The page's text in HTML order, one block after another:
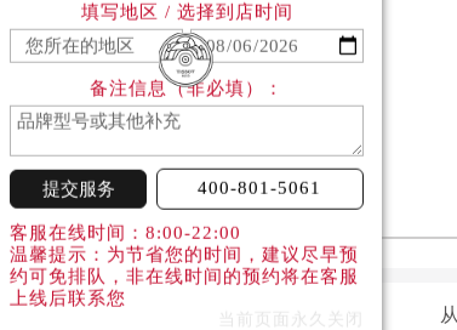
填写地区 / 选择到店时间
备注信息（非必填）：
提交服务 400-801-5061
客服在线时间：8:00-22:00
温馨提示：为节省您的时间，建议尽早预
约可免排队，非在线时间的预约将在客服
上线后联系您
当前页面永久关闭